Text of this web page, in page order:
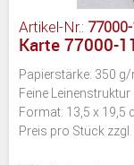
Artikel-Nr.:
Karte 77000-11
Papierstärke: 350 g/
Feine Leinenstruktur
Format: 13,5 x 19,5
Preis pro Stück zzgl.